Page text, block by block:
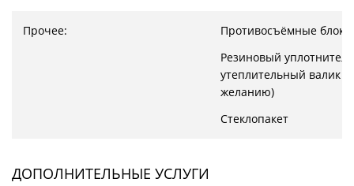
Прочее:
Противосъёмные
Резиновый
утеплительный валик
желанию)
Стеклопакет
ДОПОЛНИТЕЛЬНЫЕ УСЛУГИ